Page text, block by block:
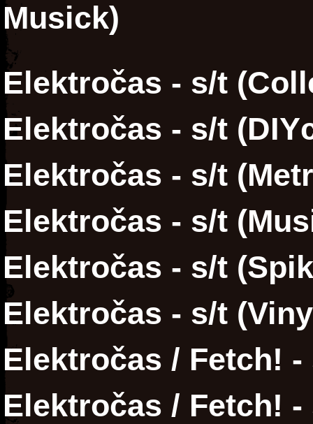
Musick)
Elektročas - s/t
Elektročas - s/t
Elektročas - s/t
Elektročas - s/t
Elektročas - s/t
Elektročas - s/t
Elektročas / Fetch!
Elektročas / Fetch!